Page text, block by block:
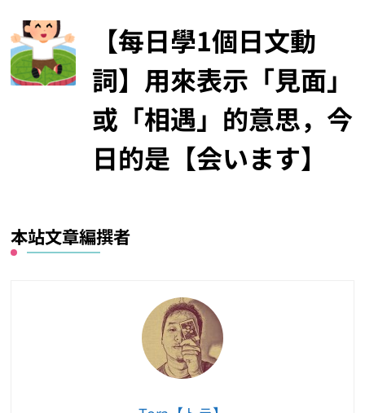
【每日學1個日文動
詞】用來表示「見面」
或「相遇」的意思，今
日的是【会います】
本站文章編撰者